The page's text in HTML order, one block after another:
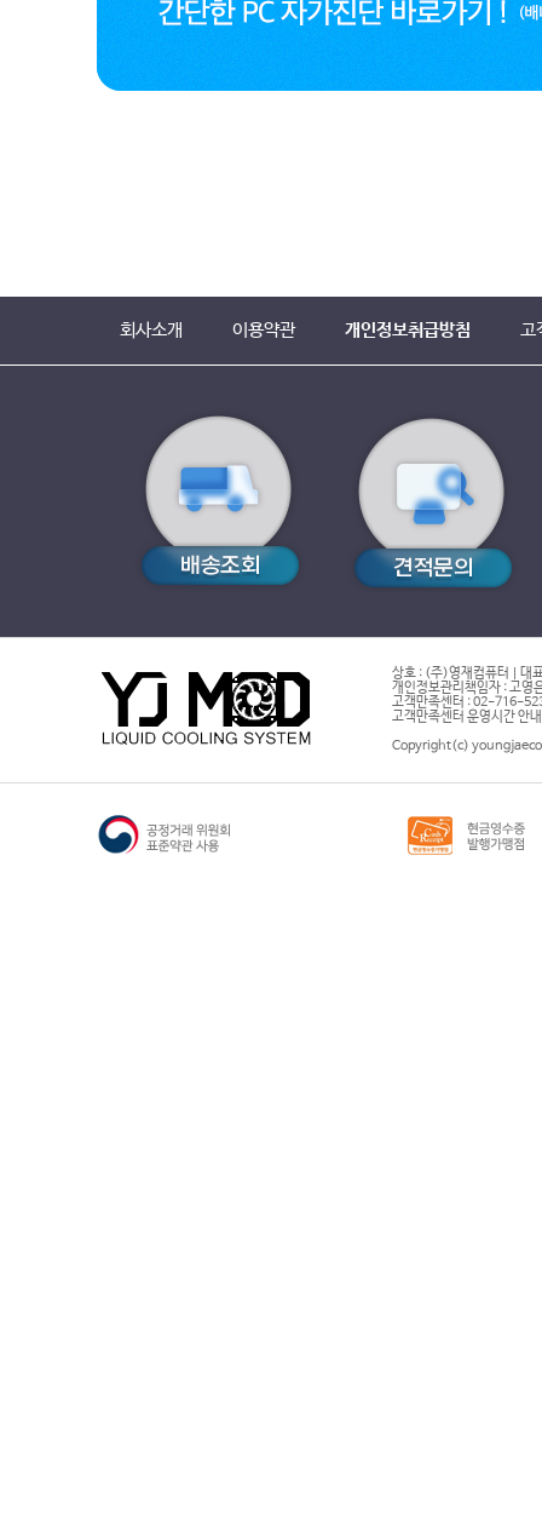
회사소개 이용약관 개인정보취급방침 고
상호 : (주)영재컴퓨터 | 대
개인정보관리책임자 : 고영
고객만족센터 : 02-716-
고객만족센터 운영시간 안
Copyright(c)